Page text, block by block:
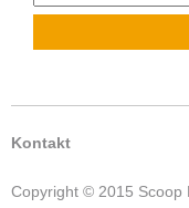
for:
Kontakt
Copyright © 2015 Scoop